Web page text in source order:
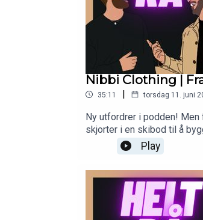
Nibbi Clothing |
35:11 | torsdag 11. juni
Ny utfordrer i podden! Men
skjorter i en skibod til å
surfet på tennisbølgen og
all inn på Nibbi. Vi
de neste årene.
Play